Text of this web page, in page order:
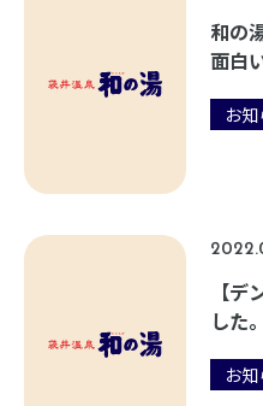
和の
面白
お
【
した。
お